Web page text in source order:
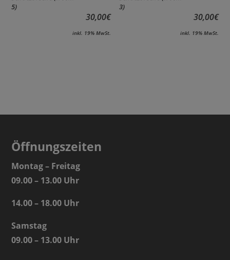
5)
30,00€
inkl. 19% MwSt.
3)
30,00€
inkl. 19% MwSt.
Öffnungszeiten
Montag – Freitag
09.00 – 13.00 Uhr
14.00 – 18.00 Uhr
Samstag
09.00 – 13.00 Uhr